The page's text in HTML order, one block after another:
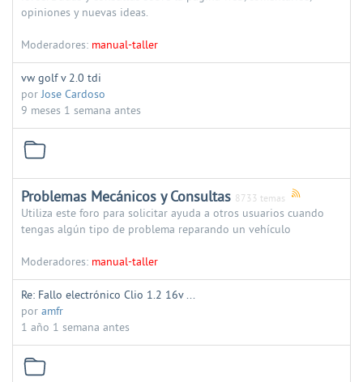
opiniones y nuevas ideas.
Moderadores: manual-taller
vw golf v 2.0 tdi
porJose Cardoso
9 meses 1 semana antes
Problemas Mecánicos y Consultas 8733 temas
Utiliza este foro para solicitar ayuda a otros usuarios cuando
tengas algún tipo de problema reparando un vehículo
Moderadores: manual-taller
Re: Fallo electrónico Clio 1.2 16v ...
por amfr
1 año 1 semana antes